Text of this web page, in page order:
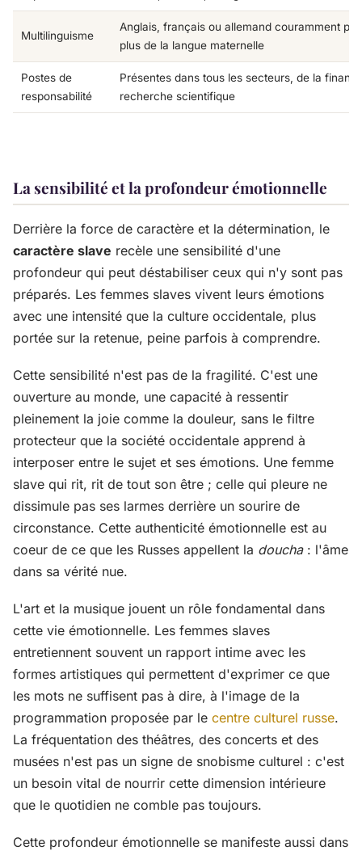
Multilinguisme
Anglais, français ou allemand couramment
plus de la langue maternelle
Postes de
responsabilité
Présentes dans tous les secteurs, de la
recherche scientifique
La sensibilité et la profondeur émotionnelle
Derrière la force de caractère et la détermination, le
caractère slave recèle une sensibilité d'une
profondeur qui peut déstabiliser ceux qui n'y sont pas
préparés. Les femmes slaves vivent leurs émotions
avec une intensité que la culture occidentale, plus
portée sur la retenue, peine parfois à comprendre.
Cette sensibilité n'est pas de la fragilité. C'est une
ouverture au monde, une capacité à ressentir
pleinement la joie comme la douleur, sans le filtre
protecteur que la société occidentale apprend à
interposer entre le sujet et ses émotions. Une femme
slave qui rit, rit de tout son être ; celle qui pleure ne
dissimule pas ses larmes derrière un sourire de
circonstance. Cette authenticité émotionnelle est au
coeur de ce que les Russes appellent la doucha: l'âme
dans sa vérité nue.
L'art et la musique jouent un rôle fondamental dans
cette vie émotionnelle. Les femmes slaves
entretiennent souvent un rapport intime avec les
formes artistiques qui permettent d'exprimer ce que
les mots ne suffisent pas à dire, à l'image de la
programmation proposée par le centre culturel russe.
La fréquentation des théâtres, des concerts et des
musées n'est pas un signe de snobisme culturel : c'est
un besoin vital de nourrir cette dimension intérieure
que le quotidien ne comble pas toujours.
Cette profondeur émotionnelle se manifeste aussi dans